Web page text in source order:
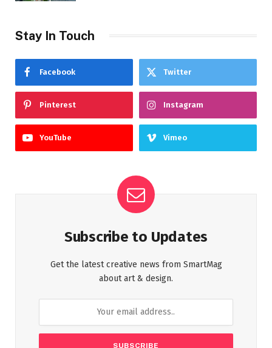
Stay In Touch
Facebook Twitter
Pinterest Instagram
YouTube Vimeo
Subscribe to Updates
Get the latest creative news from SmartMag
about art & design.